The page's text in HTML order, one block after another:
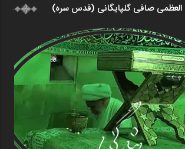
صافی گلپایگانی (قدس سره)